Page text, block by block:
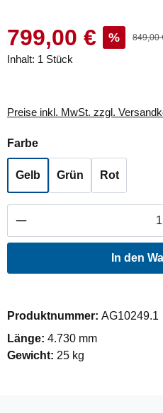
799,00 € % 849,00
Inhalt: 1 Stück
Preise inkl. MwSt. zzgl.
Farbeauswählen
Gelb Grün Rot
Produkt Anzahl: Gib
In den
Produktnummer: AG10249.1
Länge: 4.730 mm
Gewicht: 25 kg